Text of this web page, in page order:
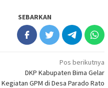
SEBARKAN
Pos berikutnya
DKP Kabupaten Bima Gelar
Kegiatan GPM di Desa Parado Rato